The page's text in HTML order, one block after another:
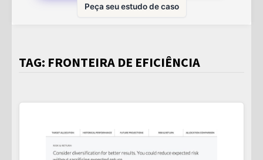
Peça seu estudo de caso
TAG: FRONTEIRA DE EFICIÊNCIA